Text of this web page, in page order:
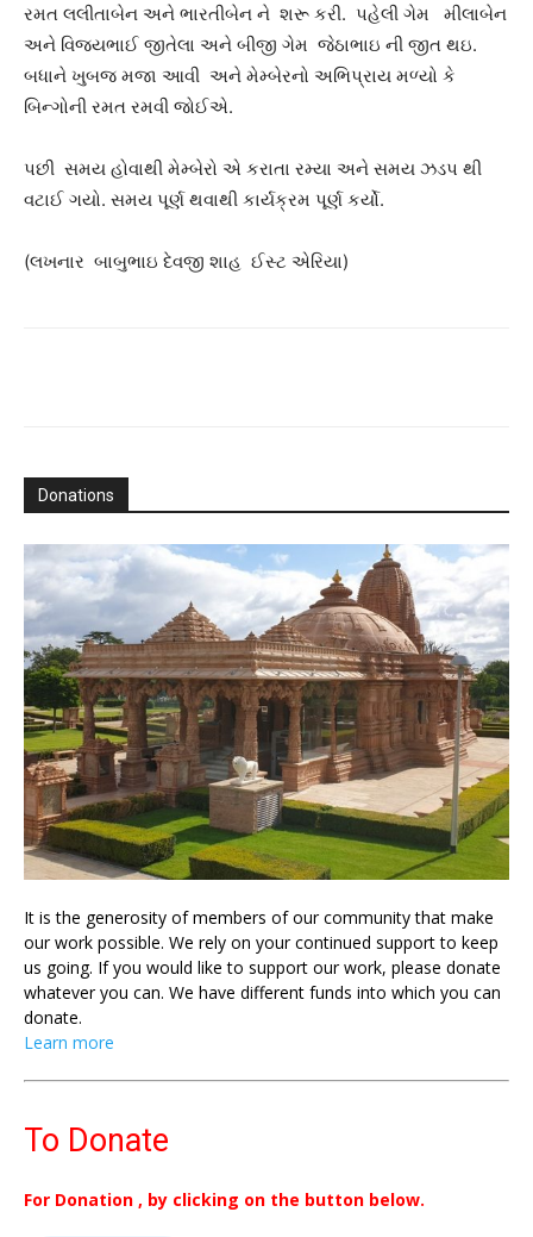
રમત લલીતાબેન અને ભારતીબેન ને શરૂ કરી. પહેલી ગેમ મીલાબેન
અને વિજયભાઈ જીતેલા અને બીજી ગેમ જેઠાભાઇ ની જીત થઇ.
બધાને ખુબજ મજા આવી અને મેમ્બેરનો અભિપ્રાય મળ્યો કે
બિન્ગોની રમત રમવી જોઈએ.
પછી સમય હોવાથી મેમ્બેરો એ કરાતા રમ્યા અને સમય ઝડપ થી
વટાઈ ગયો. સમય પૂર્ણ થવાથી કાર્યક્રમ પૂર્ણ કર્યો.
(લખનાર બાબુભાઇ દેવજી શાહ ઈસ્ટ એરિયા)
Donations
It is the generosity of members of our community that make
our work possible. We rely on your continued support to keep
us going. If you would like to support our work, please donate
whatever you can. We have different funds into which you can
donate.
Learn more
To Donate
For Donation , by clicking on the button below.